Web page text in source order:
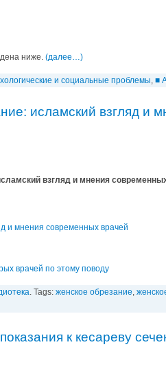
ниже. (далее…)
и cоциальные проблемы, ■
исламский взгляд и
взгляд и мнения
и мнения современных врачей
врачей по этому поводу
. Tags: женское обрезание,
к кесареву